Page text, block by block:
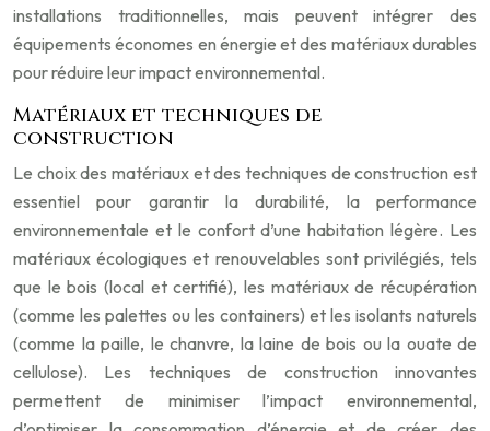
installations traditionnelles, mais peuvent intégrer des
équipements économes en énergie et des matériaux durables
pour réduire leur impact environnemental.
Matériaux et techniques de
construction
Le choix des matériaux et des techniques de construction est
essentiel pour garantir la durabilité, la performance
environnementale et le confort d’une habitation légère. Les
matériaux écologiques et renouvelables sont privilégiés, tels
que le bois (local et certifié), les matériaux de récupération
(comme les palettes ou les containers) et les isolants naturels
(comme la paille, le chanvre, la laine de bois ou la ouate de
cellulose). Les techniques de construction innovantes
permettent de minimiser l’impact environnemental,